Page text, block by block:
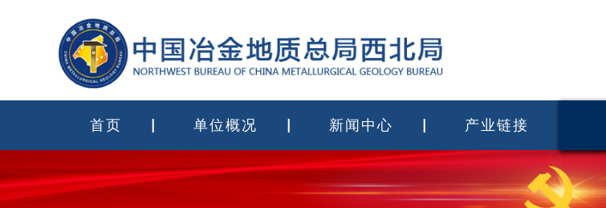
首页 单位概况 新闻中心 产业链接